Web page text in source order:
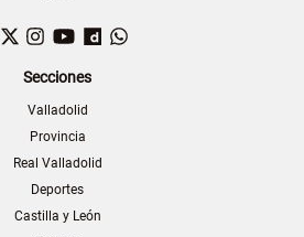
Facebook
TwitterInstagram
YouTubeDailymotion
Secciones
Valladolid
Provincia
Real Valladolid
Deportes
Castilla y León